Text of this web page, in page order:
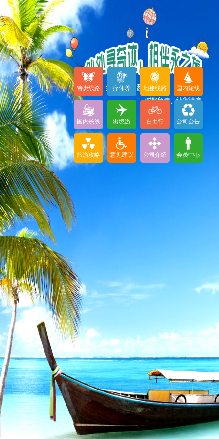
特惠线路 疗休养 地接线路 国内短线
国内长线 出境游 自由行 公司公告
旅游攻略 意见建议 公司介绍 会员中心